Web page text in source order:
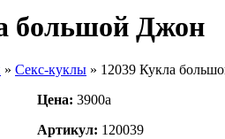
большой Джон
» Секс-куклы » 12039 Кукла
Цена: 3900a
Артикул: 120039